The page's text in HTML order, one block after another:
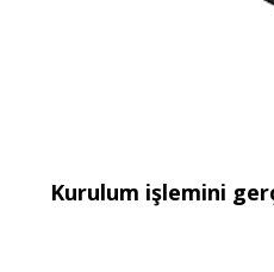
Kurulum işlemini